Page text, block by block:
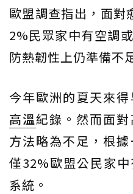
歐盟調查指出，面對
2%民眾家中有空調
防熱韌性上仍準備不
今年歐洲的夏天來
高溫紀錄。然而面對
方法略為不足，根
僅32%歐盟公民家
系統。